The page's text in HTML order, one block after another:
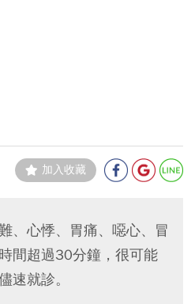
加入收藏
、心悸、胃痛、噁心、冒
間超過30分鐘，很可能
速就診。